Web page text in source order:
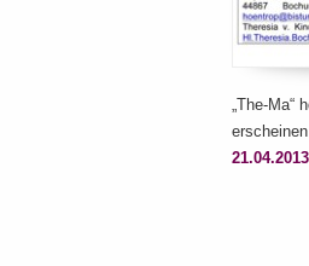
„The-Ma“